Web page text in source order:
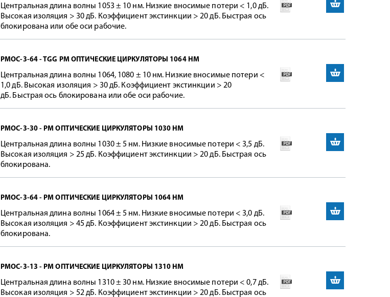
Центральная длина волны 1053 ± 10 нм. Низкие вносимые потери < 1,0 дБ.
Высокая изоляция > 30 дБ. Коэффициент экстинкции > 20 дБ. Быстрая ось
блокирована или обе оси рабочие.
PMOC-3-64 - TGG PM ОПТИЧЕСКИЕ ЦИРКУЛЯТОРЫ 1064 НМ
Центральная длина волны 1064, 1080 ± 10 нм. Низкие вносимые потери <
1,0 дБ. Высокая изоляция > 30 дБ. Коэффициент экстинкции > 20
дБ. Быстрая ось блокирована или обе оси рабочие.
PMOC-3-30 - PM ОПТИЧЕСКИЕ ЦИРКУЛЯТОРЫ 1030 НМ
Центральная длина волны 1030 ± 5 нм. Низкие вносимые потери < 3,5 дБ.
Высокая изоляция > 25 дБ. Коэффициент экстинкции > 20 дБ. Быстрая ось
блокирована.
PMOC-3-64 - PM ОПТИЧЕСКИЕ ЦИРКУЛЯТОРЫ 1064 НМ
Центральная длина волны 1064 ± 5 нм. Низкие вносимые потери < 3,0 дБ.
Высокая изоляция > 45 дБ. Коэффициент экстинкции > 20 дБ. Быстрая ось
блокирована.
PMOC-3-13 - PM ОПТИЧЕСКИЕ ЦИРКУЛЯТОРЫ 1310 НМ
Центральная длина волны 1310 ± 30 нм. Низкие вносимые потери < 0,7 дБ.
Высокая изоляция > 52 дБ. Коэффициент экстинкции > 20 дБ. Быстрая ось